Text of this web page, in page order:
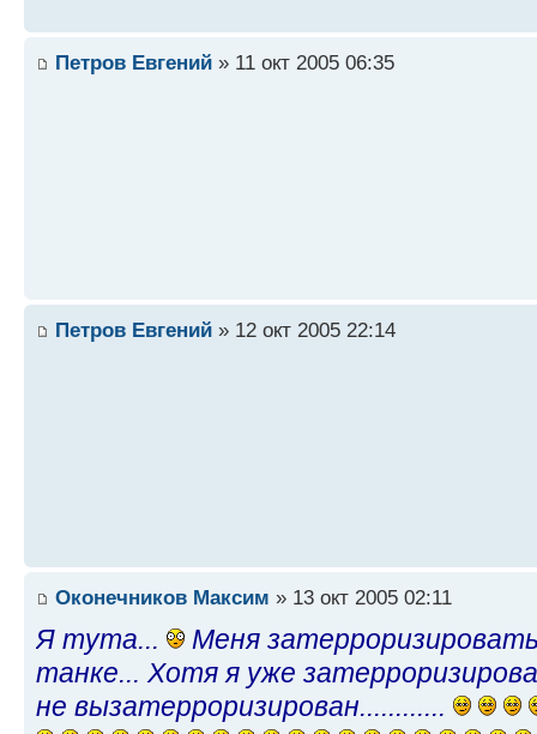
Петров Евгений » 11 окт 2005 06:35
Петров Евгений » 12 окт 2005 22:14
Оконечников Максим » 13 окт 2005 02:11
Я тута...
Меня
танке... Хотя я уже
не вызатерроризирован............